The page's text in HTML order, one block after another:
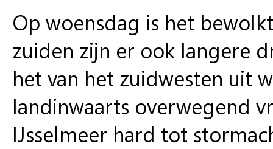
Op woensdag is het
zuiden zijn er ook langere
het van het zuidwesten uit
landinwaarts overwegend
IJsselmeer hard tot